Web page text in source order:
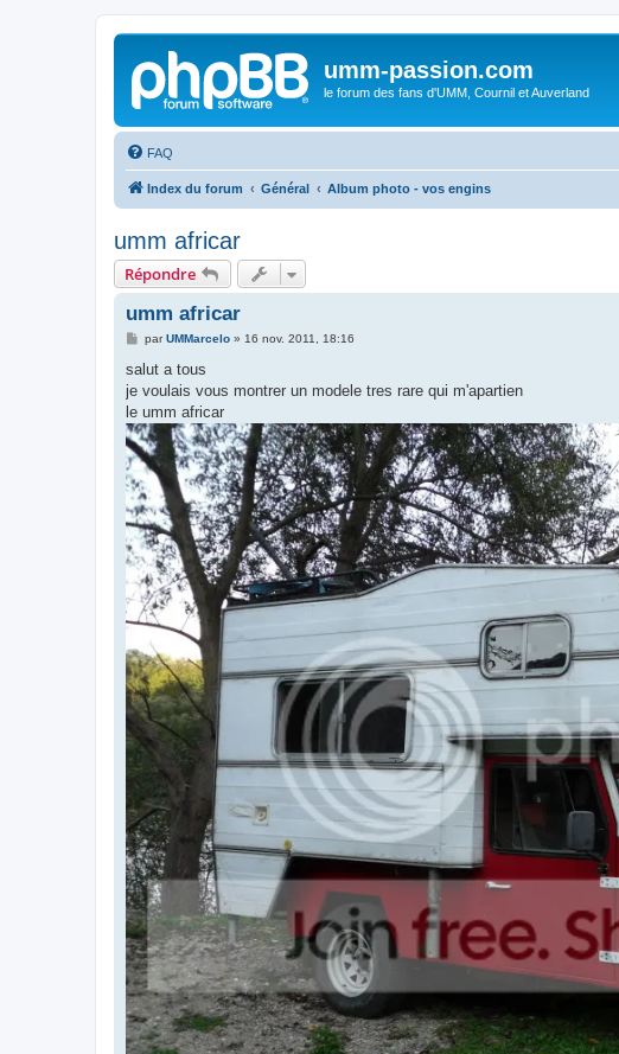
umm-passion.com
le forum des fans d'UMM, Cournil et Auverland
FAQ
Index du forum Général Album photo - vos engins
umm africar
Répondre
umm africar
M
s
a
g
e
parUMMarcelo» 16 nov. 2011, 18:16
salut a tous
je voulais vous montrer un modele tres rare qui m'apartien
le umm africar